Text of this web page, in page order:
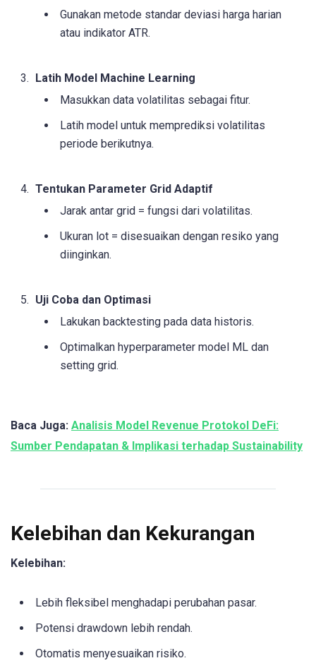
Gunakan metode standar deviasi harga harian
atau indikator ATR.
Latih Model Machine Learning
Masukkan data volatilitas sebagai fitur.
Latih model untuk memprediksi volatilitas
periode berikutnya.
Tentukan Parameter Grid Adaptif
Jarak antar grid = fungsi dari volatilitas.
Ukuran lot = disesuaikan dengan resiko yang
diinginkan.
Uji Coba dan Optimasi
Lakukan backtesting pada data historis.
Optimalkan hyperparameter model ML dan
setting grid.
Baca Juga: Analisis Model Revenue Protokol DeFi:
Sumber Pendapatan & Implikasi terhadap Sustainability
Kelebihan dan Kekurangan
Kelebihan:
Lebih fleksibel menghadapi perubahan pasar.
Potensi drawdown lebih rendah.
Otomatis menyesuaikan risiko.